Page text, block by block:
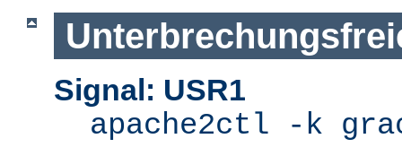
Signal: USR1
apache2ctl -k